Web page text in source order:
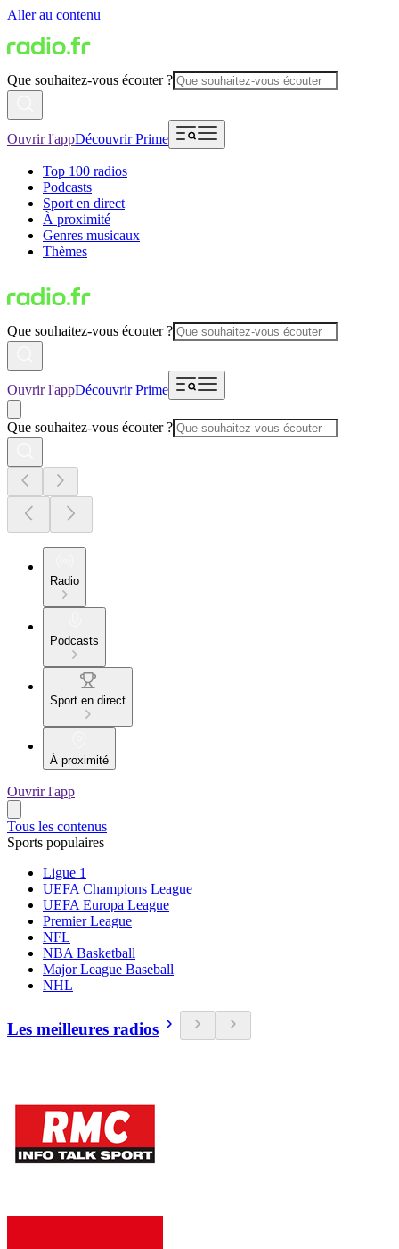
Aller au contenu
Que souhaitez-vous écouter ?
Ouvrir l'appDécouvrir Prime
Top 100 radios
Podcasts
Sport en direct
À proximité
Genres musicaux
Thèmes
Que souhaitez-vous écouter ?
Ouvrir l'appDécouvrir Prime
Que souhaitez-vous écouter ?
Radio
Podcasts
Sport en direct
À proximité
Ouvrir l'app
Tous les contenus
Sports populaires
Ligue 1
UEFA Champions League
UEFA Europa League
Premier League
NFL
NBA Basketball
Major League Baseball
NHL
Les meilleures radios